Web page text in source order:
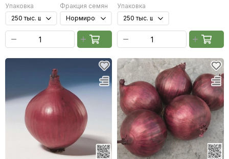
Упаковка
Фракция семян
Упаковка